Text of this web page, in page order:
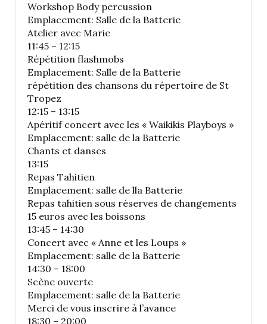
Workshop Body percussion
Emplacement: Salle de la Batterie
Atelier avec Marie
11:45 – 12:15
Répétition flashmobs
Emplacement: Salle de la Batterie
répétition des chansons du répertoire de St
Tropez
12:15 – 13:15
Apéritif concert avec les « Waikikis Playboys »
Emplacement: salle de la Batterie
Chants et danses
13:15
Repas Tahitien
Emplacement: salle de lla Batterie
Repas tahitien sous réserves de changements
15 euros avec les boissons
13:45 – 14:30
Concert avec « Anne et les Loups »
Emplacement: salle de la Batterie
14:30 – 18:00
Scène ouverte
Emplacement: salle de la Batterie
Merci de vous inscrire à l’avance
18:30 – 20:00